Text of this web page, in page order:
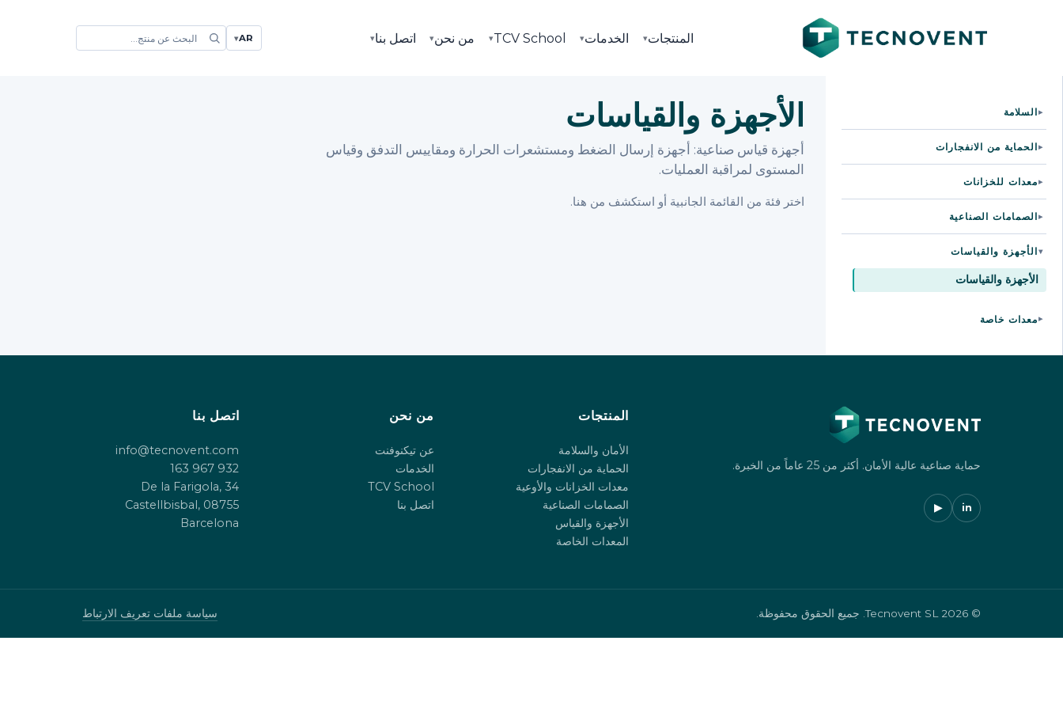
المنتجات▾ الخدمات▾
TCV School
▾ من نحن▾ اتصل بنا▾
AR
▾
▸السلامة
▸الحماية من الانفجارات
▸معدات للخزانات
▸الصمامات الصناعية
▸ الأجهزة والقياسات
الأجهزة والقياسات
▸معدات خاصة
الأجهزة والقياسات
أجهزة قياس صناعية: أجهزة إرسال الضغط ومستشعرات الحرارة ومقاييس التدفق وقياس
المستوى لمراقبة العمليات.
اختر فئة من القائمة الجانبية أو استكشف من هنا.
حماية صناعية عالية الأمان. أكثر من 25 عاماً من الخبرة.
in
▶
المنتجات
الأمان والسلامة
الحماية من الانفجارات
معدات الخزانات والأوعية
الصمامات الصناعية
الأجهزة والقياس
المعدات الخاصة
من نحن
عن تيكنوفنت
الخدمات
TCV School
اتصل بنا
اتصل بنا
info@tecnovent.com
932 967 163
De la Farigola, 34
08755 Castellbisbal,
Barcelona
© 2026 Tecnovent SL. جميع الحقوق محفوظة. سياسة ملفات تعريف الارتباط